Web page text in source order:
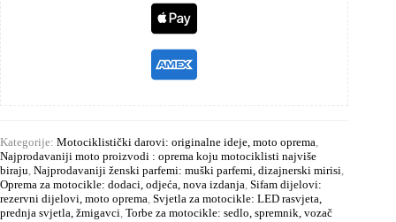
Kategorije: Motociklistički darovi: originalne ideje, moto oprema,
Najprodavaniji moto proizvodi : oprema koju motociklisti najviše
biraju, Najprodavaniji ženski parfemi: muški parfemi, dizajnerski mirisi,
Oprema za motocikle: dodaci, odjeća, nova izdanja, Sifam dijelovi:
rezervni dijelovi, moto oprema, Svjetla za motocikle: LED rasvjeta,
prednja svjetla, žmigavci, Torbe za motocikle: sedlo, spremnik, vozač